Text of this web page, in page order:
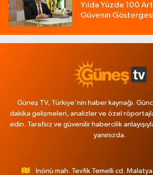
Yılda Yüzde 100
Güvenin
Güneş TV, Türkiye'nin haber kaynağı.
dakika gelişmeleri, analizler ve özel
edin. Tarafsız ve güvenilir habercilik
yanınızda.
İnönü mah. Tevfik Temelli cd.